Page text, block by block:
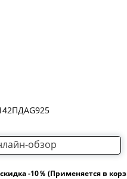
обзор
-10％ (Применяется в